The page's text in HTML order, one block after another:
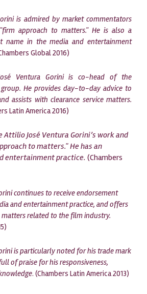
is admired by market commentators
approach to matters." He is also a
name in the media and entertainment
Global 2016)
Ventura Gorini is co-head of the
He provides day-to-day advice to
assists with clearance service matters.
Latin America 2016)
José Ventura Gorini’s work and
to matters." He has an
entertainment practice. (Chambers
continues to receive endorsement
and entertainment practice, and offers
related to the film industry.
is particularly noted for his trade mark
of praise for his responsiveness,
. (Chambers Latin America 2013)